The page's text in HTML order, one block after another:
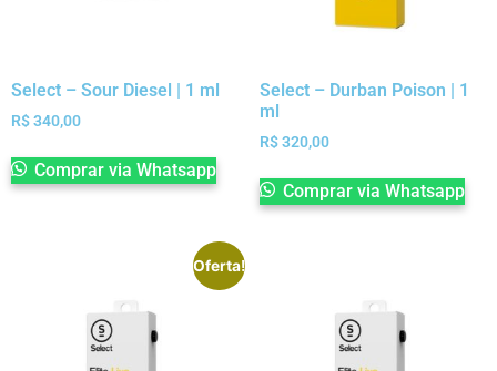
Select – Sour Diesel | 1 ml
R$340,00
Comprar via Whatsapp
Select – Durban Poison | 1
ml
R$320,00
Comprar via Whatsapp
Oferta!